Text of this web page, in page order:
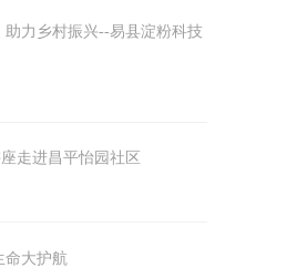
走进昌平怡园社区
命大护航